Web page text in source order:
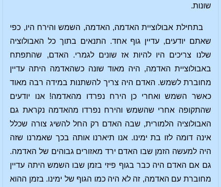
שונות.
בתחילת אבולוציית האדמה, האדמה, השמש והירח היו, כפי
שאתם יודעים, עדיין גוף אחד. התנאים בתוך כל האבולוציה
שלנו צריכים היו להיות אז שונים לגמרי. האדם, שהתפתח
באבולוציית האדמה, היה מאוד שונה כשהאדמה היתה עדיין
מחוברת לשמש. האדם היה צריך להשתנות במידה רבה מאוד
כאשר השמש ואחרי כן הירח נפרדו מהאדמה! אנו יודעים
שהתקופה אחרי שהשמש והירח נפרדו מהאדמה נקראת גם
האבולוציה הלמורית, שבה האדם רק החל להשיג צורה שכלל
אינה דומה לזו בת ימינו. אנו תיארנו אותה בכך שאמרנו שזה
היה למעשה הזמן שבו האדם ירד מאזורים גבוהים של האדמה.
גם אם האדם היה כבר בגוף פיזי בזמן שבו השמש היתה עדיין
מחוברת עם האדמה, זה לא היה כמו הגוף של ימינו. בזמן ההוא